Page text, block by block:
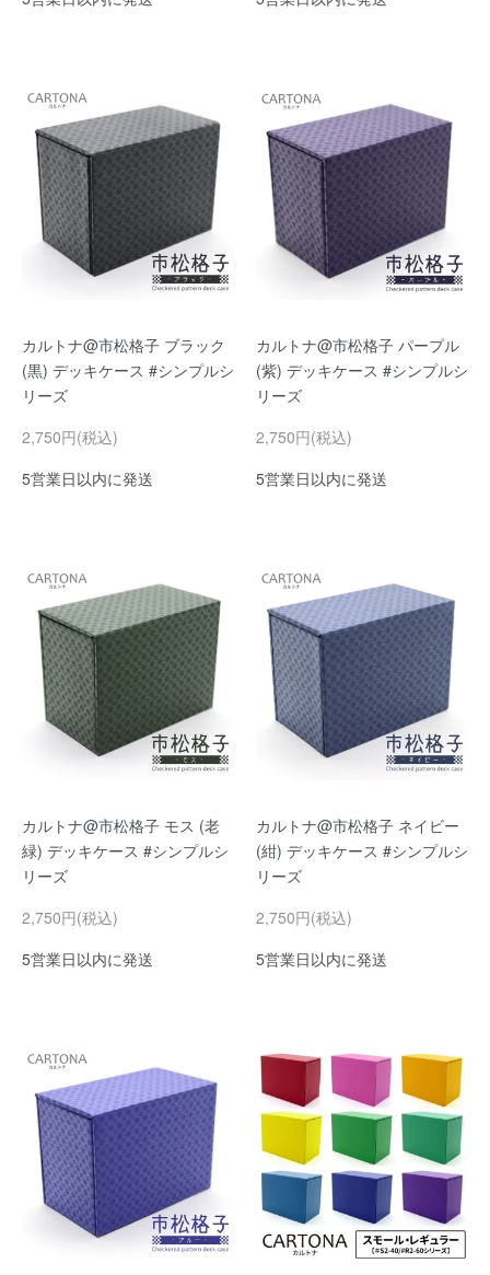
カルトナ@市松格子 ブラック
(黒) デッキケース #シンプルシ
リーズ
2,750円(税込)
5営業日以内に発送
カルトナ@市松格子 パープル
(紫) デッキケース #シンプルシ
リーズ
2,750円(税込)
5営業日以内に発送
カルトナ@市松格子 モス (老
緑) デッキケース #シンプルシ
リーズ
2,750円(税込)
5営業日以内に発送
カルトナ@市松格子 ネイビー
(紺) デッキケース #シンプルシ
リーズ
2,750円(税込)
5営業日以内に発送